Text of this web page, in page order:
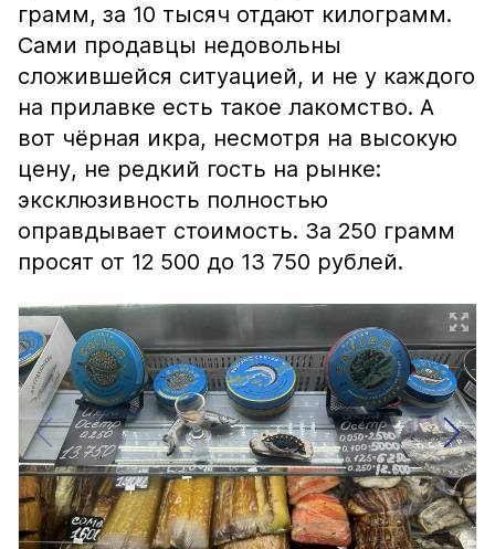
грамм, за 10 тысяч отдают килограмм.
Сами продавцы недовольны
сложившейся ситуацией, и не у каждого
на прилавке есть такое лакомство. А
вот чёрная икра, несмотря на высокую
цену, не редкий гость на рынке:
эксклюзивность полностью
оправдывает стоимость. За 250 грамм
просят от 12 500 до 13 750 рублей.